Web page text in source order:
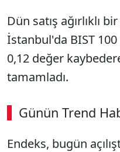
Dün satış ağırlıklı
İstanbul'da BIST
0,12 değer
tamamladı.
Günün Trend
Endeks, bugün